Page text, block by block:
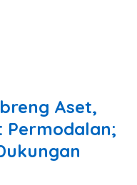
Aset,
Permodalan;